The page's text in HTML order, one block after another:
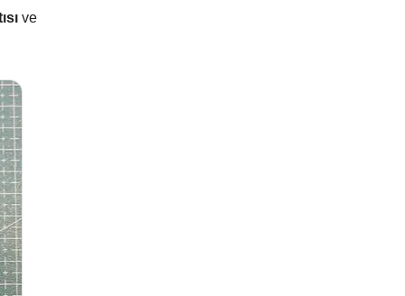
Malzemeleri
3D Yazıcılar
3D Yazıcı Parçaları
ve